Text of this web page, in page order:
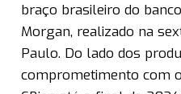
braço brasileiro do
Morgan, realizado na
Paulo. Do lado dos
comprometimento com